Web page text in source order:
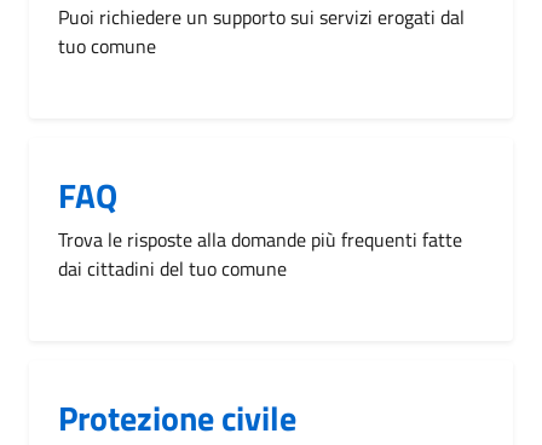
Puoi richiedere un supporto sui servizi erogati dal
tuo comune
FAQ
Trova le risposte alla domande più frequenti fatte
dai cittadini del tuo comune
Protezione civile